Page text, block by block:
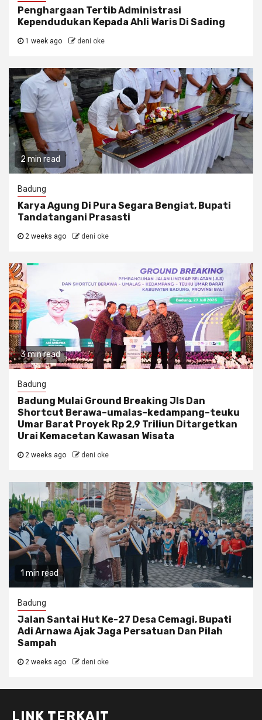
Penghargaan Tertib Administrasi
Kependudukan Kepada Ahli Waris Di Sading
1 week ago deni oke
2 min read
Badung
Karya Agung Di Pura Segara Bengiat, Bupati
Tandatangani Prasasti
2 weeks ago deni oke
3 min read
Badung
Badung Mulai Ground Breaking Jls Dan
Shortcut Berawa–umalas–kedampang–teuku
Umar Barat Proyek Rp 2,9 Triliun Ditargetkan
Urai Kemacetan Kawasan Wisata
2 weeks ago deni oke
1 min read
Badung
Jalan Santai Hut Ke-27 Desa Cemagi, Bupati
Adi Arnawa Ajak Jaga Persatuan Dan Pilah
Sampah
2 weeks ago deni oke
LINK TERKAIT